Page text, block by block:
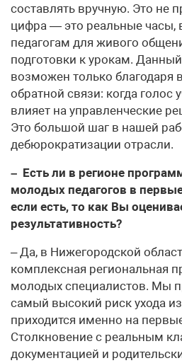
составлять вручную. Это не
цифра — это реальные часы,
педагогам для живого
подготовки к урокам. Данный
возможен только благодаря
обратной связи: когда голос
влияет на управленческие
Это большой шаг в нашей
дебюрократизации отрасли.
– Есть ли в регионе
молодых педагогов в
если есть, то как Вы
результативность?
– Да, в Нижегородской
комплексная региональная
молодых специалистов. Мы
самый высокий риск ухода
приходится именно на
Столкновение с реальным
документацией и